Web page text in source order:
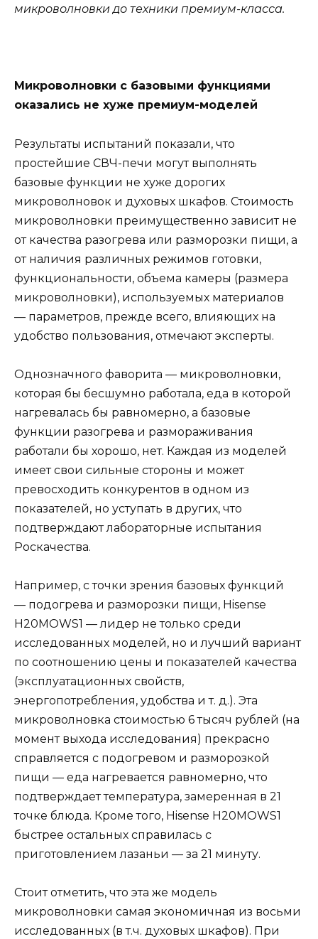
микроволновки до техники премиум-класса.
Микроволновки с базовыми функциями
оказались не хуже премиум-моделей
Результаты испытаний показали, что
простейшие СВЧ-печи могут выполнять
базовые функции не хуже дорогих
микроволновок и духовых шкафов. Стоимость
микроволновки преимущественно зависит не
от качества разогрева или разморозки пищи, а
от наличия различных режимов готовки,
функциональности, объема камеры (размера
микроволновки), используемых материалов
— параметров, прежде всего, влияющих на
удобство пользования, отмечают эксперты.
Однозначного фаворита — микроволновки,
которая бы бесшумно работала, еда в которой
нагревалась бы равномерно, а базовые
функции разогрева и размораживания
работали бы хорошо, нет. Каждая из моделей
имеет свои сильные стороны и может
превосходить конкурентов в одном из
показателей, но уступать в других, что
подтверждают лабораторные испытания
Роскачества.
Например, с точки зрения базовых функций
— подогрева и разморозки пищи, Hisense
H20MOWS1 — лидер не только среди
исследованных моделей, но и лучший вариант
по соотношению цены и показателей качества
(эксплуатационных свойств,
энергопотребления, удобства и т. д.). Эта
микроволновка стоимостью 6 тысяч рублей (на
момент выхода исследования) прекрасно
справляется с подогревом и разморозкой
пищи — еда нагревается равномерно, что
подтверждает температура, замеренная в 21
точке блюда. Кроме того, Hisense H20MOWS1
быстрее остальных справилась с
приготовлением лазаньи — за 21 минуту.
Стоит отметить, что эта же модель
микроволновки самая экономичная из восьми
исследованных (в т.ч. духовых шкафов). При